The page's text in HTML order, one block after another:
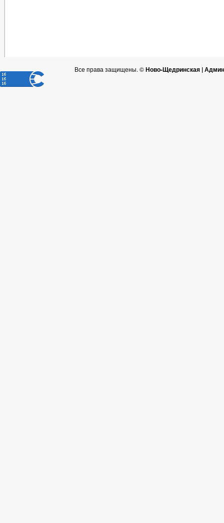
Все права защищены. ©Ново-Щедринская |